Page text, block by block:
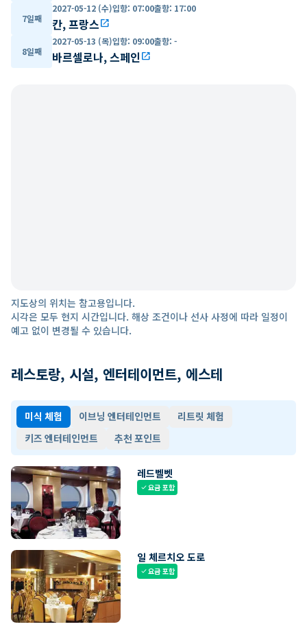
7일째
2027-05-12 (수)입항: 07:00출항: 17:00
칸, 프랑스open_in_new
8일째
2027-05-13 (목)입항: 09:00출항: -
바르셀로나, 스페인open_in_new
지도상의 위치는 참고용입니다.
시각은 모두 현지 시간입니다. 해상 조건이나 선사 사정에 따라 일정이
예고 없이 변경될 수 있습니다.
레스토랑, 시설, 엔터테이먼트, 에스테
미식 체험 이브닝 엔터테인먼트
리트릿 체험
키즈 엔터테인먼트
추천 포인트
레드벨벳
check요금 포함
일 체르치오 도로
check요금 포함